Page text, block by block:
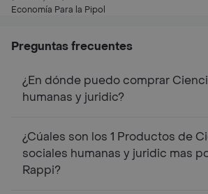
Economía Para la Pipol
Preguntas frecuentes
¿En dónde puedo comprar
humanas y juridic?
¿Cúales son los 1 Productos de
sociales humanas y juridic mas
Rappi?